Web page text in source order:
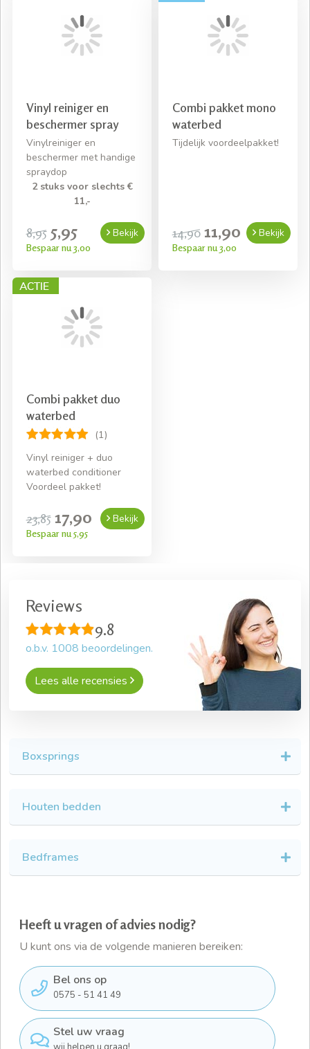
Heeft u vragen of advies nodig?
U kunt ons via de volgende manieren bereiken:
Bel ons op
0575 - 51 41 49
Stel uw vraag
Vinyl reiniger en
beschermer spray
Vinylreiniger en
beschermer met handige
spraydop
2 stuks voor slechts €
11,-
8,95 5,95
Bespaar nu 3,00
Bekijk
Combi pakket mono
waterbed
Tijdelijk voordeelpakket!
14,90 11,90
Bespaar nu 3,00
Bekijk
Combi pakket duo
waterbed
(1)
Vinyl reiniger + duo
waterbed conditioner
Voordeel pakket!
23,85 17,90
Bespaar nu 5,95
Bekijk
Reviews
9.8
o.b.v. 1008 beoordelingen.
Lees alle recensies
Boxsprings
Houten bedden
Bedframes